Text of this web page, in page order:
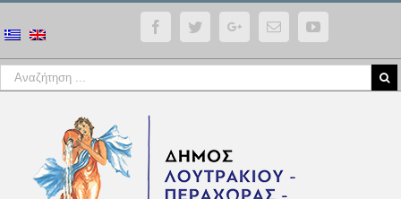
FacebookTwitterGoogle+Email YouTube